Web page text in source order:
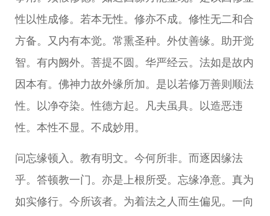
性以性成修。若本无性。修亦不成。修性无二和合
方备。又内有本觉。常熏圣种。外仗善缘。助开觉
智。有内阙外。菩提不圆。华严经云。法如是故内
因本有。佛神力故外缘所加。是以若修万善则顺法
性。以净夺染。性德方起。凡夫虽具。以造恶违
性。本性不显。不成妙用。
问忘缘顿入。教有明文。今何所非。而逐因缘法
乎。答顿教一门。亦是上根所受。忘缘净意。真为
如实修行。今所该者。为着法之人而生偏见。一向